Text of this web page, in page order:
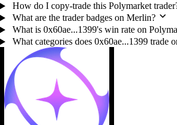
How do I copy-trade this Polymarket
What are the trader badges on Merlin?
What is 0x60ae...1399's win rate on
What categories does 0x60ae...1399 trade